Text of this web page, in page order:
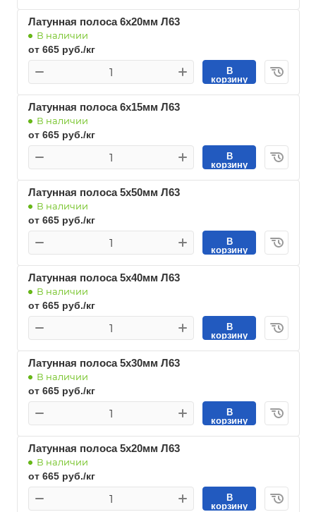
Латунная полоса 6х20мм Л63
В наличии
от 665 руб./кг
В
корзину
Латунная полоса 6х15мм Л63
В наличии
от 665 руб./кг
В
корзину
Латунная полоса 5х50мм Л63
В наличии
от 665 руб./кг
В
корзину
Латунная полоса 5х40мм Л63
В наличии
от 665 руб./кг
В
корзину
Латунная полоса 5х30мм Л63
В наличии
от 665 руб./кг
В
корзину
Латунная полоса 5х20мм Л63
В наличии
от 665 руб./кг
В
корзину